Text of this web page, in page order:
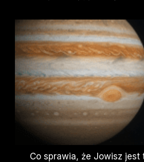
Co sprawia, że Jowisz jest